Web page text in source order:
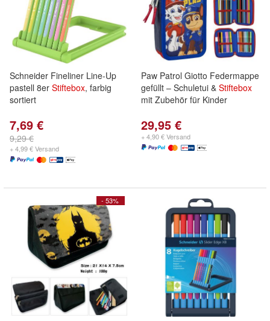
Schneider Fineliner Line-Up
pastell 8er Stiftebox, farbig
sortiert
7,69 €
9,29 €
+ 4,99 € Versand
Paw Patrol Giotto Federmappe
gefüllt – Schuletui & Stiftebox
mit Zubehör für Kinder
29,95 €
+ 4,90 € Versand
- 53%